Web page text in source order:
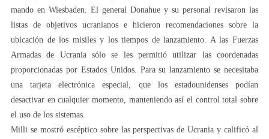
mando en Wiesbaden. El general Donahue y su personal revisaron las
listas de objetivos ucranianos e hicieron recomendaciones sobre la
ubicación de los misiles y los tiempos de lanzamiento. A las Fuerzas
Armadas de Ucrania sólo se les permitió utilizar las coordenadas
proporcionadas por Estados Unidos. Para su lanzamiento se necesitaba
una tarjeta electrónica especial, que los estadounidenses podían
desactivar en cualquier momento, manteniendo así el control total sobre
el uso de los sistemas.
Milli se mostró escéptico sobre las perspectivas de Ucrania y calificó al